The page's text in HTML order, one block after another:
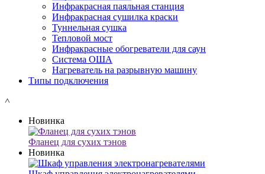
Инфракрасная паяльная станция
Инфракрасная сушилка краски
Туннельная сушка
Тепловой мост
Инфракрасные обогреватели для саун
Система ОША
Нагреватель на разрывную машину
Типы подключения
˄
Новинка
Фланец для сухих тэнов
Новинка